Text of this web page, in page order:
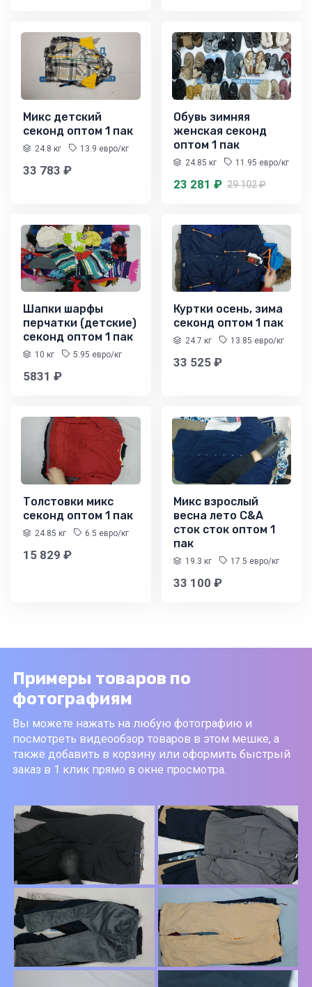
Микс детский
секонд оптом 1 пак
24.8 кг 13.9 евро/кг
33 783 ₽
Обувь зимняя
женская секонд
оптом 1 пак
24.85 кг 11.95 евро/кг
23 281 ₽ 29 102 ₽
Шапки шарфы
перчатки (детские)
секонд оптом 1 пак
10 кг 5.95 евро/кг
5831 ₽
Куртки осень, зима
секонд оптом 1 пак
24.7 кг 13.85 евро/кг
33 525 ₽
Толстовки микс
секонд оптом 1 пак
24.85 кг 6.5 евро/кг
15 829 ₽
Микс взрослый
весна лето C&A
сток сток оптом 1
пак
19.3 кг 17.5 евро/кг
33 100 ₽
Примеры товаров по
фотографиям
Вы можете нажать на любую фотографию и
посмотреть видеообзор товаров в этом мешке, а
также добавить в корзину или оформить быстрый
заказ в 1 клик прямо в окне просмотра.